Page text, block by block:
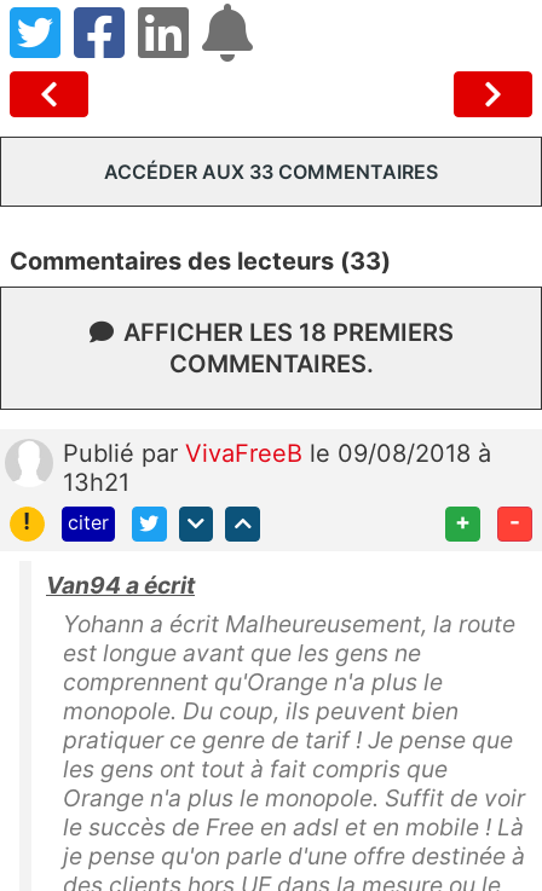
ACCÉDER AUX 33 COMMENTAIRES
Commentaires des lecteurs (33)
AFFICHER LES 18 PREMIERS
COMMENTAIRES.
Publié par VivaFreeB le 09/08/2018 à
13h21
!
citer + -
Van94 a écrit
Yohann a écrit Malheureusement, la route
est longue avant que les gens ne
comprennent qu'Orange n'a plus le
monopole. Du coup, ils peuvent bien
pratiquer ce genre de tarif ! Je pense que
les gens ont tout à fait compris que
Orange n'a plus le monopole. Suffit de voir
le succès de Free en adsl et en mobile ! Là
je pense qu'on parle d'une offre destinée à
des clients hors UE dans la mesure ou le